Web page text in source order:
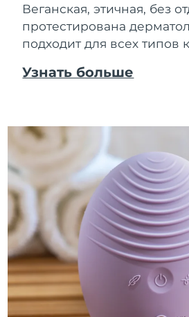
Веганская, этичная, без
протестирована
подходит для всех типов
Узнать больше